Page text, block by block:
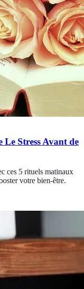
Stress Avant de
ces 5 rituels matinaux
votre bien-être.